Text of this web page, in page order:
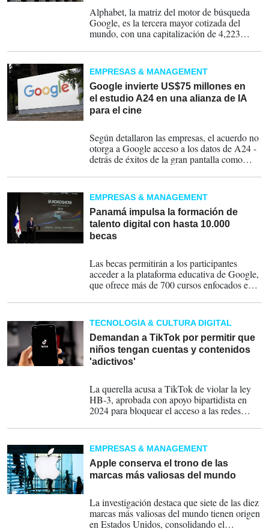
Alphabet, la matriz del motor de búsqueda
Google, es la tercera mayor cotizada del
mundo, con una capitalización de 4,223
EMPRESAS & MANAGEMENT
Google invierte US$75 millones en
el estudio A24 en una alianza de IA
para el cine
Según detallaron las empresas, el acuerdo no
otorga a Google acceso a los datos de A24 -
detrás de éxitos de la gran pantalla como
Everywhere All at Once' y 'Civil War'- ni a
su catálogo de películas y series de
televisión.
EMPRESAS & MANAGEMENT
Panamá impulsa la formación de
talento digital con hasta 10.000
becas
Las becas permitirán a los participantes
acceder a la plataforma educativa de Google,
que ofrece más de 700 cursos enfocados en
entre ellas inteligencia artificial, análisis de
datos, computación en la nube,
ciberseguridad y liderazgo tecnológico.
TECNOLOGÍA & CULTURA DIGITAL
Demandan a TikTok por permitir que
niños tengan cuentas y contenidos
'adictivos'
La querella acusa a TikTok de violar la ley
HB-3, aprobada con apoyo bipartidista en
2024 para bloquear el acceso a las redes
que los adolescentes de 15 y 16 años
accedan solo con una autorización de los
padres de familia o tutores legales.
EMPRESAS & MANAGEMENT
Apple conserva el trono de las
marcas más valiosas del mundo
La investigación destaca que siete de las diez
marcas más valiosas del mundo tienen origen
en Estados Unidos, consolidando el